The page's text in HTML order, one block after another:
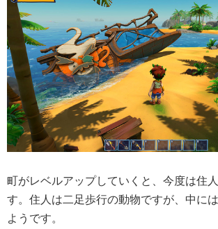
町がレベルアップしていくと、今度は住
す。住人は二足歩行の動物ですが、中に
ようです。